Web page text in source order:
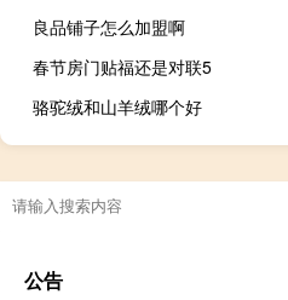
良品铺子怎么加盟啊
春节房门贴福还是对联5
骆驼绒和山羊绒哪个好
公告